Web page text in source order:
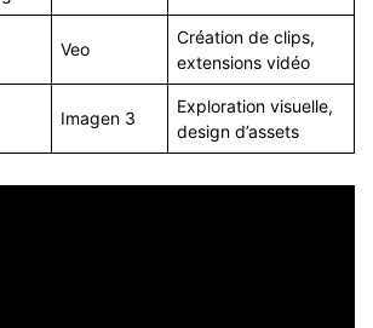
Veo
Création de clips,
extensions vidéo
Imagen 3
Exploration visuelle,
design d’assets